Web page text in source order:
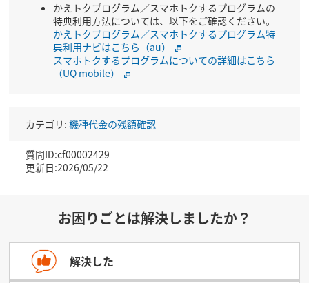
かえトクプログラム／スマホトクするプログラムの
特典利用方法については、以下をご確認ください。
かえトクプログラム／スマホトクするプログラム特
典利用ナビはこちら（au）
スマホトクするプログラムについての詳細はこちら
（UQ mobile）
カテゴリ: 機種代金の残額確認
質問ID:cf00002429
更新日:2026/05/22
お困りごとは解決しましたか？
解決した